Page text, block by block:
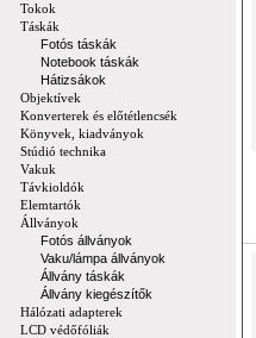
Tokok
Táskák
Fotós táskák
Notebook táskák
Hátizsákok
Objektívek
Konverterek és előtétlencsék
Könyvek, kiadványok
Stúdió technika
Vakuk
Távkioldók
Elemtartók
Állványok
Fotós állványok
Vaku/lámpa állványok
Állvány táskák
Állvány kiegészítők
Hálózati adapterek
LCD védőfóliák